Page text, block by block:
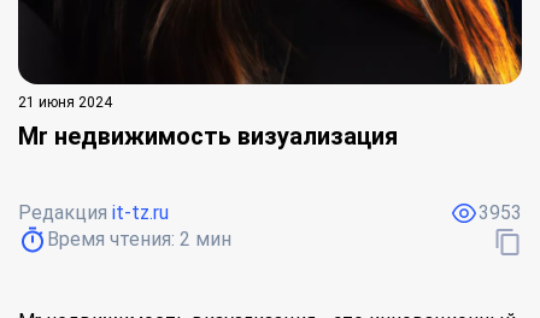
21 июня 2024
Mr недвижимость визуализация
Редакция it-tz.ru
Время чтения: 2 мин
3953